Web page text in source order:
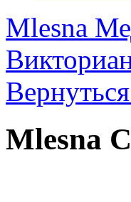
Mlesna
Mlesna